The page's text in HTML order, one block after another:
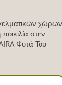
χώρων
στην
Φυτά Του